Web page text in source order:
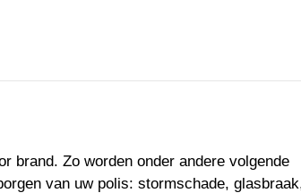
brand. Zo worden onder andere volgende
van uw polis: stormschade,